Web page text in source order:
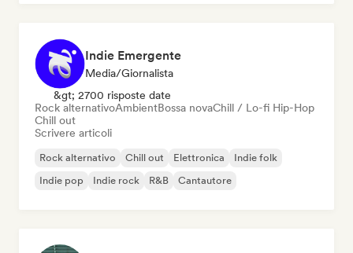
Indie Emergente
Media/Giornalista
&gt; 2700 risposte date
Rock alternativoAmbientBossa novaChill / Lo-fi Hip-Hop
Chill out
Scrivere articoli
Rock alternativo Chill out Elettronica
Indie folk
Indie pop
Indie rock R&B Cantautore